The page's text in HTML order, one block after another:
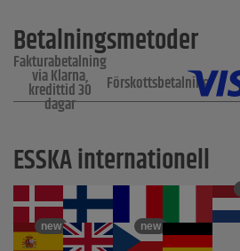
Betalningsmetoder
Fakturabetalning
via Klarna,
kredittid 30
dagar
Förskottsbetalning
ESSKA internationell
new new